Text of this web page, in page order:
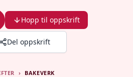
Hopp til oppskrift
Del oppskrift
› BAKEVERK